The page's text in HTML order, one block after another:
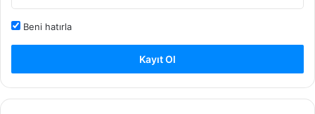
Beni hatırla
Kayıt Ol